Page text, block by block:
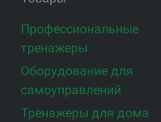
Профессиональные
тренажеры
Оборудование для
самоуправлений
Тренажеры для дома